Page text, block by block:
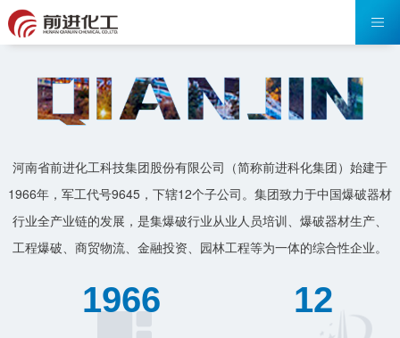
河南省前进化工科技集团股份有限公司（简称前进科化集团）始建于
1966年，军工代号9645，下辖12个子公司。集团致力于中国爆破器材
行业全产业链的发展，是集爆破行业从业人员培训、爆破器材生产、
工程爆破、商贸物流、金融投资、园林工程等为一体的综合性企业。
1966 12